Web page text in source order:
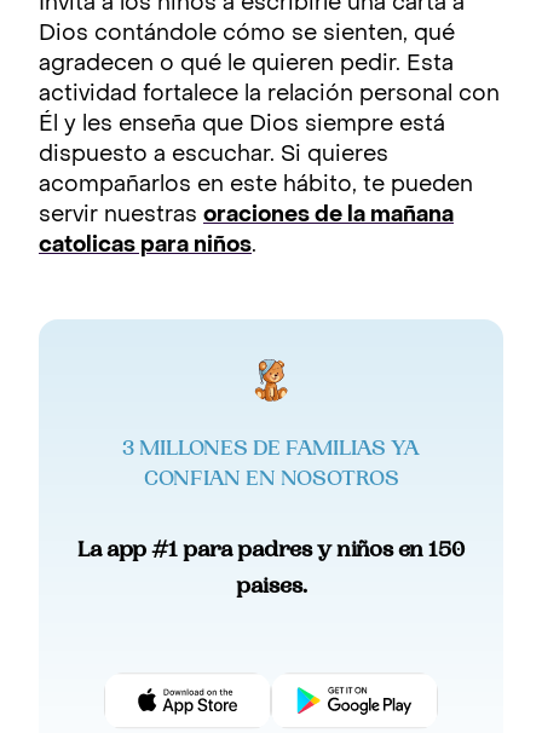
Invita a los niños a escribirle una carta a
Dios contándole cómo se sienten, qué
agradecen o qué le quieren pedir. Esta
actividad fortalece la relación personal con
Él y les enseña que Dios siempre está
dispuesto a escuchar. Si quieres
acompañarlos en este hábito, te pueden
servir nuestras oraciones de la mañana
catolicas para niños.
3 MILLONES DE FAMILIAS YA
CONFIAN EN NOSOTROS
La app #1 para padres y niños en 150
paises.